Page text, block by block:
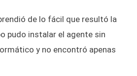
de lo fácil que resultó la
pudo instalar el agente sin
y no encontró apenas